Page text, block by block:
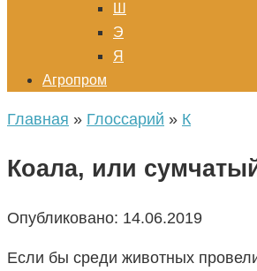
Ш
Э
Я
Агропром
Главная » Глоссарий » К
Коала, или
Опубликовано: 14.06.2019
Если бы среди животных